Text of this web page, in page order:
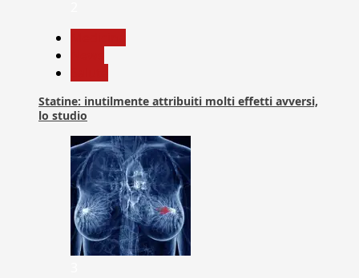
Statine: inutilmente attribuiti molti effetti avversi,
lo studio